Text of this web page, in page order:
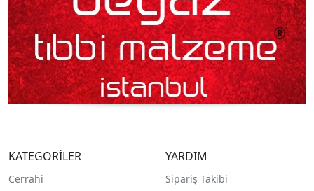
KATEGORİLER
Cerrahi
YARDIM
Sipariş Takibi